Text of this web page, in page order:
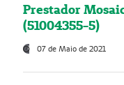
Prestador
(51004355-5)
07 de Maio de 2021